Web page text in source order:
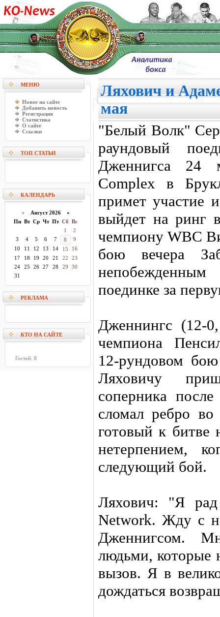
МЕНЮ
Новое на сайте
Добавить новость
Регистрация
Статистика
О сайте
Ссылки
ТОП СТАТЬИ
КАЛЕНДАРЬ
« Август 2026 »
Пн Вт Ср Чт Пт Сб Вс
1
2
3
4 5 6 7 8
9
10
11 12 13 14 15
16
17
18 19 20 21 22
23
24
25 26 27 28 29
30
31
РЕКЛАМА
КТО НА САЙТЕ
Гостей: 8
Ляхович и
мая
"Белый Волк"
раундовый
Дженнигса 24
Complex в
примет участие
выйдет на ринг
чемпиону WBC
бою вечера
поединке за
Дженнингс (12-
чемпиона
12-рундовом
Ляховичу
соперника
сломал ребро во
готовый к битве
нетерпением,
следующий бой.
Ляхович: "Я
Network. Жду с
Дженнигсом.
людьми, которые
вызов. Я в
дождаться